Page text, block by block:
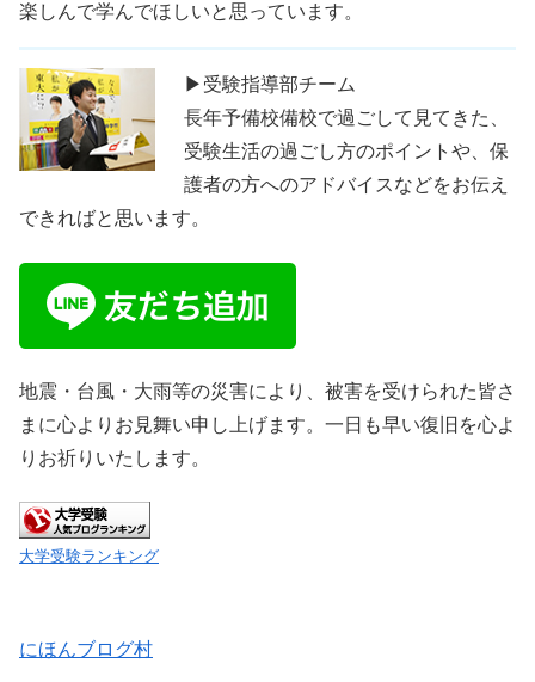
楽しんで学んでほしいと思っています。
▶受験指導部チーム
長年予備校備校で過ごして見てきた、
受験生活の過ごし方のポイントや、保
護者の方へのアドバイスなどをお伝え
できればと思います。
地震・台風・大雨等の災害により、被害を受けられた皆さ
まに心よりお見舞い申し上げます。一日も早い復旧を心よ
りお祈りいたします。
大学受験ランキング
にほんブログ村